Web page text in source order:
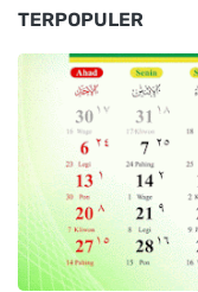
TERPOPULER